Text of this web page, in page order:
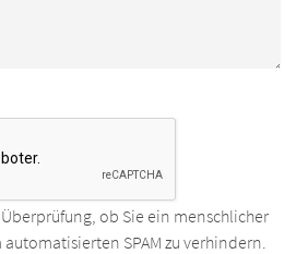
ob Sie ein menschlicher
SPAM zu verhindern.